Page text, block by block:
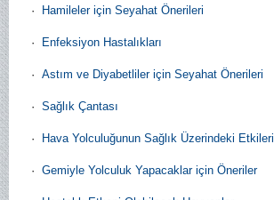
· Hamileler için Seyahat Önerileri
· Enfeksiyon Hastalıkları
· Astım ve Diyabetliler için Seyahat Önerileri
· Sağlık Çantası
· Hava Yolculuğunun Sağlık Üzerindeki Etkileri
· Gemiyle Yolculuk Yapacaklar için Öneriler